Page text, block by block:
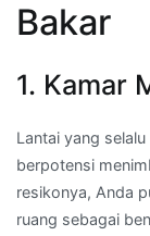
Bakar
1. Kamar
Lantai yang
berpotensi
resikonya, Anda
ruang sebagai